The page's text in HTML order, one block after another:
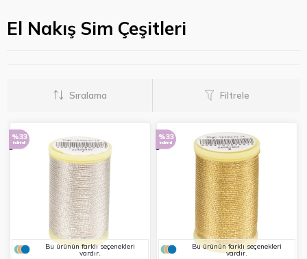
El Nakış Sim Çeşitleri
Sıralama Filtrele
%33
indirimli
Bu ürünün farklı seçenekleri
vardır.
%33
indirimli
Bu ürünün farklı seçenekleri
vardır.